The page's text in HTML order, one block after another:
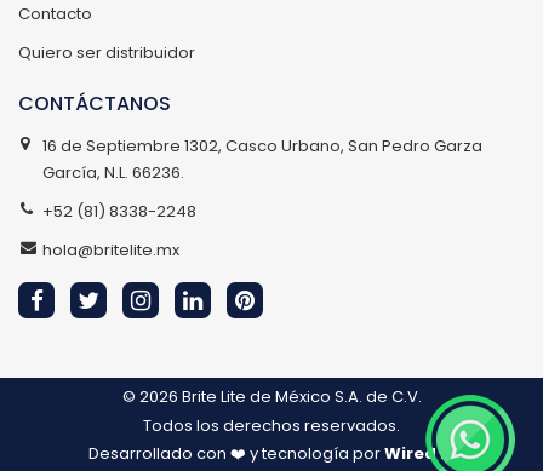
Contacto
Quiero ser distribuidor
CONTÁCTANOS
16 de Septiembre 1302, Casco Urbano, San Pedro Garza
García, N.L. 66236.
+52 (81) 8338-2248
hola@britelite.mx
© 2026 Brite Lite de México S.A. de C.V.
Todos los derechos reservados.
Desarrollado con ❤️ y tecnología porWired IT